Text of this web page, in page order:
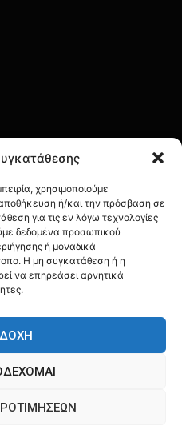
χρησιμοποιούμε
ή/και την πρόσβαση σε
για τις εν λόγω τεχνολογίες
δεδομένα προσωπικού
ή μοναδικά
Η μη συγκατάθεση ή η
να επηρεάσει αρνητικά
YOUTUBE